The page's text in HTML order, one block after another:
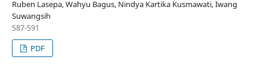
Ruben Lasepa, Wahyu Bagus, Nindya Kartika Kusmawati, Iwang
Suwangsih
587-591
PDF